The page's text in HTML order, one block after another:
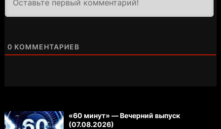
0 КОММЕНТАРИЕВ
«60 минут» — Вечерний выпуск
(07.08.2026)